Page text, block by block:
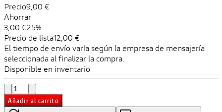
Precio9,00 €
Ahorrar
3,00 €25%
Precio de lista12,00 €
El tiempo de envío varía según la empresa de mensajería
seleccionada al finalizar la compra.
Disponible en inventario
Añadir al carrito